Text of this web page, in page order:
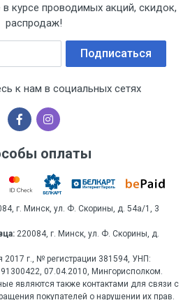
курсе проводимых акций, скидок,
распродаж!
Подписаться
к нам в социальных сетях
оплаты
г. Минск, ул. Ф. Скорины, д. 54а/1, 3
220084, г. Минск, ул. Ф. Скорины, д.
2017 г., № регистрации 381594, УНП:
07.04.2010, Мингорисполком.
являются также контактами для связи с
покупателей о нарушении их прав.